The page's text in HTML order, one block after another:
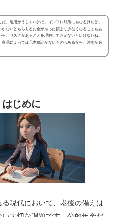
だ。運用がうまくいけば、インフレ対策にもなるけれど、
かないともらえるお金が払った額より少なくなることもあ
ら、リスクがあることを理解しておかないといけないね。
商品によっては元本保証がないものもあるから、注意が必
はじめに
る現代において、老後の備えは